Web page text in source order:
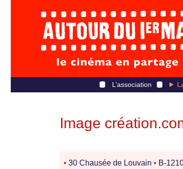
L’association
Image
• 30 Chausée de Louvain • B-